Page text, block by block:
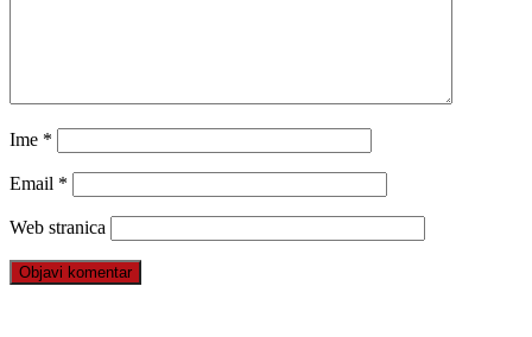
Ime *
Email *
Web stranica